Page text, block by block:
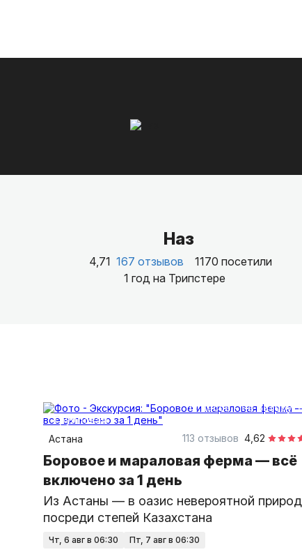
Наз
4,71 167 отзывов
1170 посетили
1 год на Трипстере
12 часов
на
групповая
Астана
4,62
113 отзывов
Боровое и мараловая ферма — всё
включено за 1 день
Из Астаны — в оазис невероятной
посреди степей Казахстана
чт, 6 авг в 06:30 пт, 7 авг в 06:30